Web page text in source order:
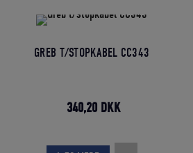
GREB T/STOPKABEL CC343
Den
pris
340,20 DKKDen